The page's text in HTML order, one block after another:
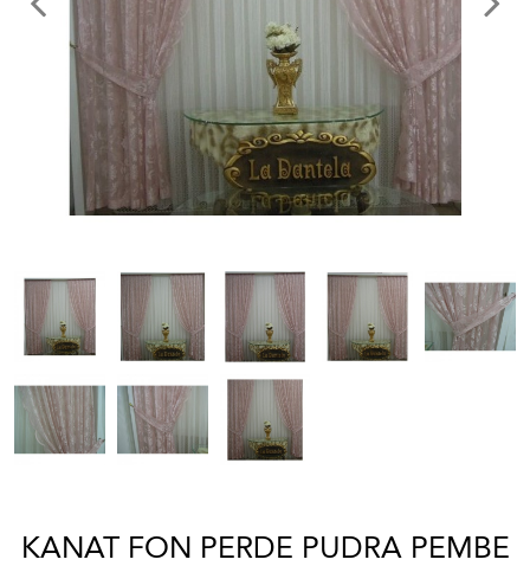
KANAT FON PERDE PUDRA PEMBE